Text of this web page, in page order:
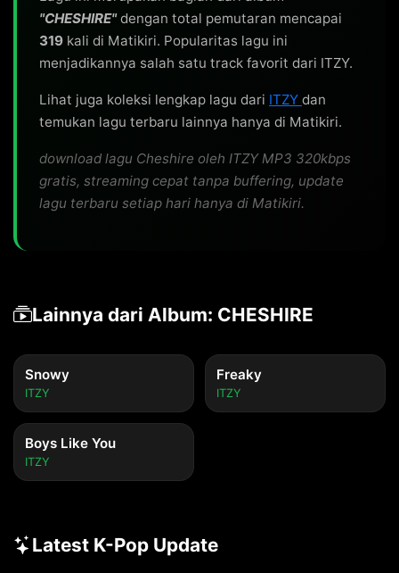
"CHESHIRE"dengan total pemutaran mencapai
319 kali di Matikiri. Popularitas lagu ini
menjadikannya salah satu track favorit dari ITZY.
Lihat juga koleksi lengkap lagu dari ITZY dan
temukan lagu terbaru lainnya hanya di Matikiri.
download lagu Cheshire oleh ITZY MP3 320kbps
gratis, streaming cepat tanpa buffering, update
lagu terbaru setiap hari hanya di Matikiri.
Lainnya dari Album: CHESHIRE
Snowy
ITZY
Freaky
ITZY
Boys Like You
ITZY
Latest K-Pop Update